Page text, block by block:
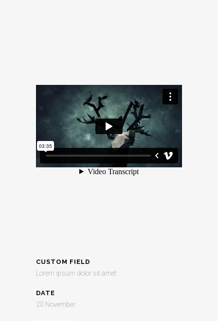
CUSTOM FIELD
Lorem ipsum dolor sit amet
DATE
20 November